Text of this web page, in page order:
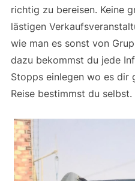
richtig zu bereisen. Keine
lästigen
wie man es sonst von
dazu bekommst du jede
Stopps einlegen wo es dir
Reise bestimmst du selbst.